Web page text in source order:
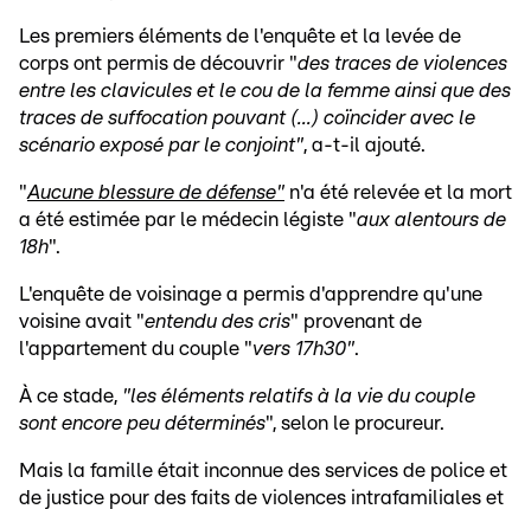
Les premiers éléments de l'enquête et la levée de
corps ont permis de découvrir "des traces de violences
entre les clavicules et le cou de la femme ainsi que des
traces de suffocation pouvant (...) coïncider avec le
scénario exposé par le conjoint", a-t-il ajouté.
"Aucune blessure de défense" n'a été relevée et la mort
a été estimée par le médecin légiste "aux alentours de
18h".
L'enquête de voisinage a permis d'apprendre qu'une
voisine avait "entendu des cris" provenant de
l'appartement du couple "vers 17h30".
À ce stade, "les éléments relatifs à la vie du couple
sont encore peu déterminés", selon le procureur.
Mais la famille était inconnue des services de police et
de justice pour des faits de violences intrafamiliales et